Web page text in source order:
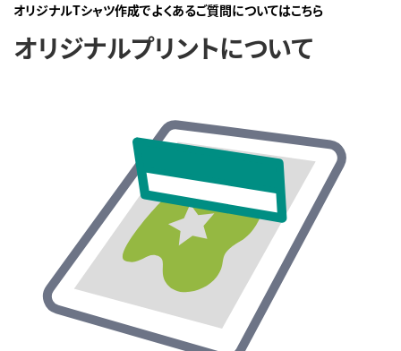
オリジナルTシャツ作成でよくあるご質問についてはこちら
オリジナルプリントについて